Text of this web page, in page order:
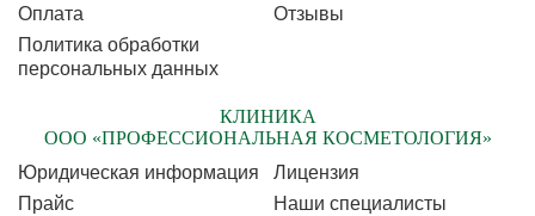
Оплата
Отзывы
Политика обработки
персональных данных
КЛИНИКА
ООО «ПРОФЕССИОНАЛЬНАЯ КОСМЕТОЛОГИЯ»
Юридическая информация
Лицензия
Прайс
Наши специалисты